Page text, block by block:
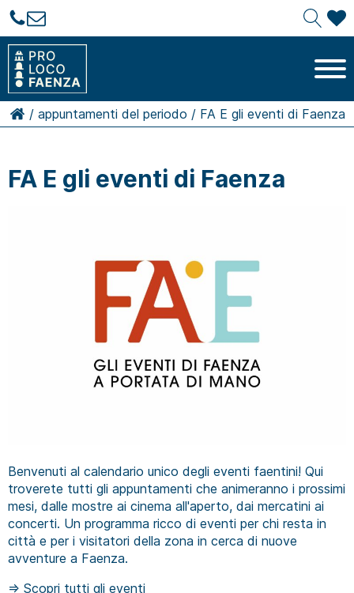
/ appuntamenti del periodo / FA E gli eventi di Faenza
FA E gli eventi di Faenza
Benvenuti al calendario unico degli eventi faentini! Qui
troverete tutti gli appuntamenti che animeranno i prossimi
mesi, dalle mostre ai cinema all'aperto, dai mercatini ai
concerti. Un programma ricco di eventi per chi resta in
città e per i visitatori della zona in cerca di nuove
avventure a Faenza.
⇒ Scopri tutti gli eventi